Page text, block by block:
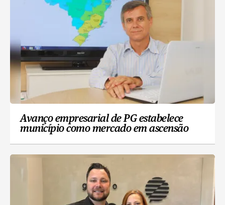
Avanço empresarial de PG estabelece
município como mercado em ascensão